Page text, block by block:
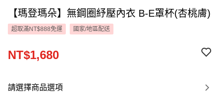
【瑪登瑪朵】無鋼圈紓壓內衣 B-E罩杯(杏桃膚)
超取滿NT$888免運 國家/地區配送
NT$1,680
請選擇商品選項